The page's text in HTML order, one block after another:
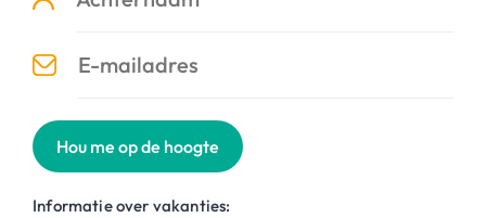
Hou me op de hoogte
Informatie over vakanties: